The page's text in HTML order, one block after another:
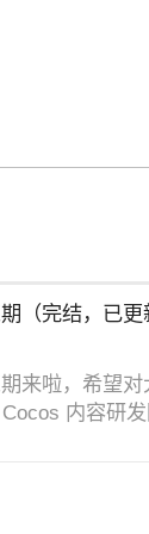
（完结，已更
来啦，希望
内容研